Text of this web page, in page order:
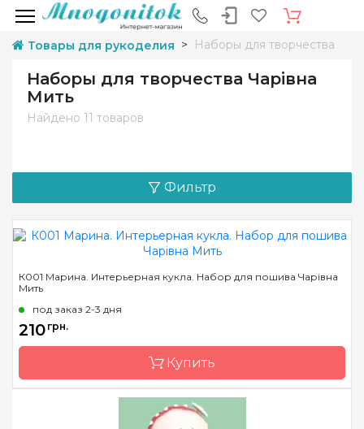
Товары для рукоделия Наборы для творчества
Наборы для творчества Чарівна
Мить
Найдено 11 товаров
Фильтр
К001 Марина. Интерьерная кукла. Набор для пошива Чарівна
Мить
под заказ 2-3 дня
210 грн.
Купить